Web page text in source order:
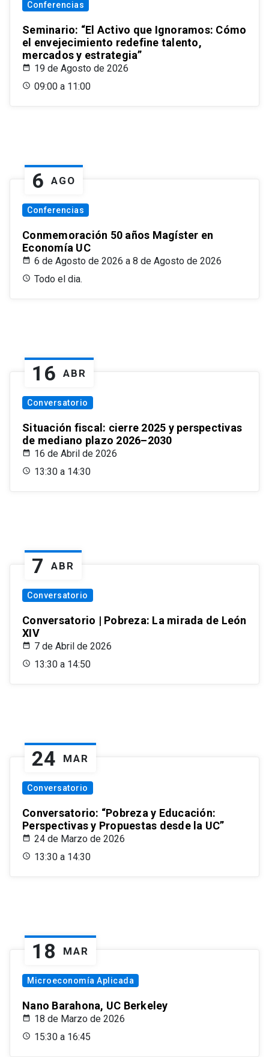
Conferencias
Seminario: “El Activo que Ignoramos: Cómo
el envejecimiento redefine talento,
mercados y estrategia”
19 de Agosto de 2026
09:00 a 11:00
6 AGO
Conferencias
Conmemoración 50 años Magíster en
Economía UC
6 de Agosto de 2026 a 8 de Agosto de 2026
Todo el dia.
16 ABR
Conversatorio
Situación fiscal: cierre 2025 y perspectivas
de mediano plazo 2026–2030
16 de Abril de 2026
13:30 a 14:30
7 ABR
Conversatorio
Conversatorio | Pobreza: La mirada de León
XIV
7 de Abril de 2026
13:30 a 14:50
24 MAR
Conversatorio
Conversatorio: “Pobreza y Educación:
Perspectivas y Propuestas desde la UC”
24 de Marzo de 2026
13:30 a 14:30
18 MAR
Microeconomía Aplicada
Nano Barahona, UC Berkeley
18 de Marzo de 2026
15:30 a 16:45